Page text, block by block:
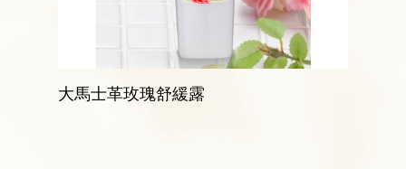
大馬士革玫瑰舒緩露